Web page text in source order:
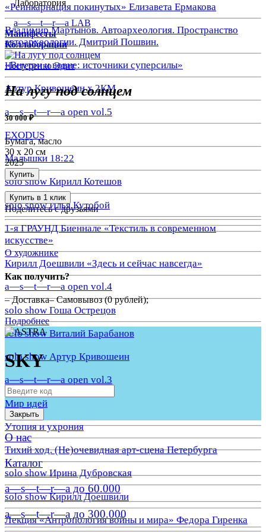
«Реинкарнация покинутых» Елизавета Ермакова
Владимир Мартынов. Автоархеология. Пространство
автоархеологии. Дмитрий Пошвин.
«Внутри и вовне: источники суперсилы»
Артур Кривошеин х 2КМ
a—s—t—r—a open vol.5
EXODUS
Малышки 18:22
solo show Кирилл Котешов
solo show Илья Кутобой
1-я ГРАУНД Биеннале «Текстиль в современном
искусстве»
Кирилл Доешвили «Здесь и сейчас навсегда»
a—s—t—r—a open vol.4
solo show Гоша Острецов
solo show Виталий Барабанов
solo show Артур Кривошеин
a—s—t—r—a open vol.3
Мир идей
Утопия и ухрония
Тихий ход. (Не)очевидная арт-сцена Петербурга
solo show Ирина Дубровская
solo show Кирилл Доешвили
Лекция «Антропология войны и мира» Федора Гиренка
Лаборатория
a—s—t—r—a LAB
Манифесты
Коллаборации
Нестеренко Эдит
На лугу под солнцем
30 000 ₽
Бумага, масло
30 х 20 см
2025
Купить
Купить в 1 клик
Поделитесь с друзьями
О художнике
Как получить?
– Доставка– Самовывоз (0 рублей);
Подробнее
SKY
Закрыть
О нас
Каталог
a—s—t—r—a до 60.000
a—s—t—r—a до 300.000